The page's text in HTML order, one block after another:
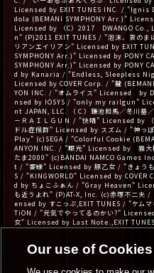
Licensed by EXIT TUNES INC. / "Ignis
dola (BEMANI SYMPHONY Arr.)"
Licensed by （C）2017 DWANGO
n" (P)2011 EXIT TUNES / "泡沫、哀の
リアンエイリアン" Licensed by EXIT
SYMPHONY Arr.)" Licensed by PONY
SYMPHONY Arr.)" Licensed by PONY
d by Kanaria / "Endless, Sleepless
Licensed by COVER Corp. / "朧
YON INC. / "オムライス" Licensed by
nsed by IOSYS / "only my railgun"
nt JAPAN, LLC. （Ｃ）鎌池和馬／冬川基
－ＲＡＩＬＧＵＮ / "快晴" Licensed by
ドル症候群" Licensed by スズム / "神
Play" (c)SEGA / "Colorful Cookie
ANYON INC. / "眼光" Licensed by 猫
たま2000" (c)BANDAI NAMCO Games
t / "響縁" Licensed by 豚乙女 / "きょう
S / "KINGWORLD" Licensed by
d by ちょこふぁん / "Gray Heaven"
も近うよれ" (P)AT-X, Inc. (c)赤塚不二夫
ensed by すこっぷ,EXIT TUNES / "ケム
TiON / "元気でやってるのかい?"
女" Licensed by Last Note.,EXIT
Our use of Cookies